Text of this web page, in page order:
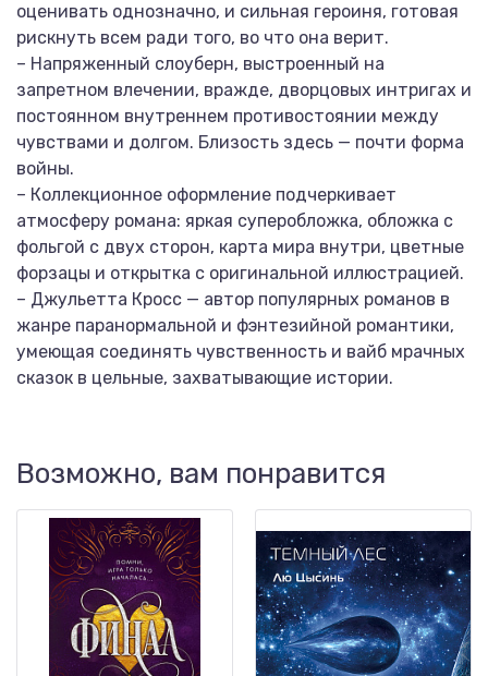
оценивать однозначно, и сильная героиня, готовая
рискнуть всем ради того, во что она верит.
– Напряженный слоуберн, выстроенный на
запретном влечении, вражде, дворцовых интригах и
постоянном внутреннем противостоянии между
чувствами и долгом. Близость здесь — почти форма
войны.
– Коллекционное оформление подчеркивает
атмосферу романа: яркая суперобложка, обложка с
фольгой с двух сторон, карта мира внутри, цветные
форзацы и открытка с оригинальной иллюстрацией.
– Джульетта Кросс — автор популярных романов в
жанре паранормальной и фэнтезийной романтики,
умеющая соединять чувственность и вайб мрачных
сказок в цельные, захватывающие истории.
Возможно, вам понравится